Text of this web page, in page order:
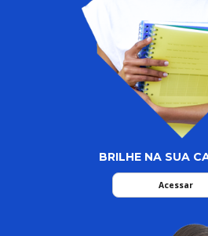
BRILHE NA SUA
Acessar